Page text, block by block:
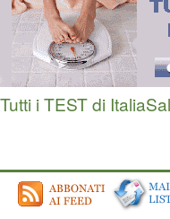
Tutti i TEST di